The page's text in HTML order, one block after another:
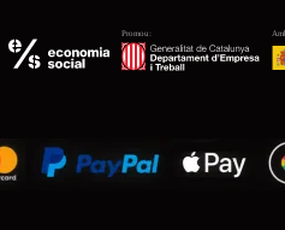
Promou: